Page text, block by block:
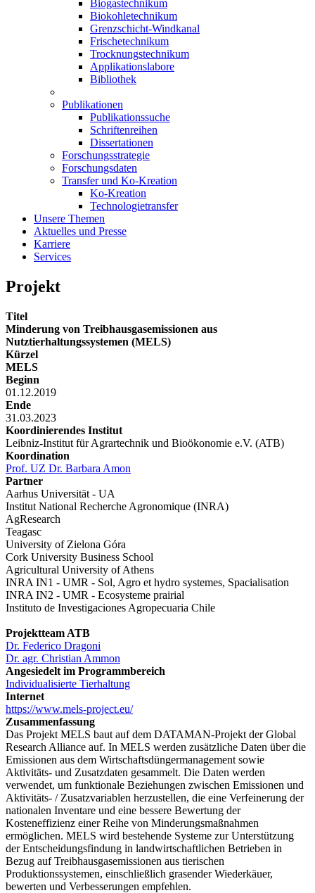
Biogastechnikum
Biokohletechnikum
Grenzschicht-Windkanal
Frischetechnikum
Trocknungstechnikum
Applikationslabore
Bibliothek
Publikationen
Publikationssuche
Schriftenreihen
Dissertationen
Forschungsstrategie
Forschungsdaten
Transfer und Ko-Kreation
Ko-Kreation
Technologietransfer
Unsere Themen
Aktuelles und Presse
Karriere
Services
Projekt
Titel
Minderung von Treibhausgasemissionen aus
Nutztierhaltungssystemen (MELS)
Kürzel
MELS
Beginn
01.12.2019
Ende
31.03.2023
Koordinierendes Institut
Leibniz-Institut für Agrartechnik und Bioökonomie e.V. (ATB)
Koordination
Prof. UZ Dr. Barbara Amon
Partner
Aarhus Universität - UA
Institut National Recherche Agronomique (INRA)
AgResearch
Teagasc
University of Zielona Góra
Cork University Business School
Agricultural University of Athens
INRA IN1 - UMR - Sol, Agro et hydro systemes, Spacialisation
INRA IN2 - UMR - Ecosysteme prairial
Instituto de Investigaciones Agropecuaria Chile
Projektteam ATB
Dr. Federico Dragoni
Dr. agr. Christian Ammon
Angesiedelt im Programmbereich
Individualisierte Tierhaltung
Internet
https://www.mels-project.eu/
Zusammenfassung
Das Projekt MELS baut auf dem DATAMAN-Projekt der Global
Research Alliance auf. In MELS werden zusätzliche Daten über die
Emissionen aus dem Wirtschaftsdüngermanagement sowie
Aktivitäts- und Zusatzdaten gesammelt. Die Daten werden
verwendet, um funktionale Beziehungen zwischen Emissionen und
Aktivitäts- / Zusatzvariablen herzustellen, die eine Verfeinerung der
nationalen Inventare und eine bessere Bewertung der
Kosteneffizienz einer Reihe von Minderungsmaßnahmen
ermöglichen. MELS wird bestehende Systeme zur Unterstützung
der Entscheidungsfindung in landwirtschaftlichen Betrieben in
Bezug auf Treibhausgasemissionen aus tierischen
Produktionssystemen, einschließlich grasender Wiederkäuer,
bewerten und Verbesserungen empfehlen.